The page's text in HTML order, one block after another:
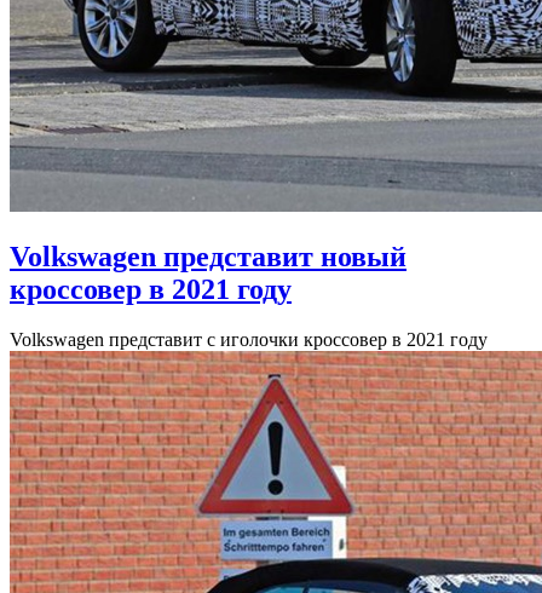
Volkswagen представит новый
кроссовер в 2021 году
Volkswagen представит с иголочки кроссовер в 2021 году